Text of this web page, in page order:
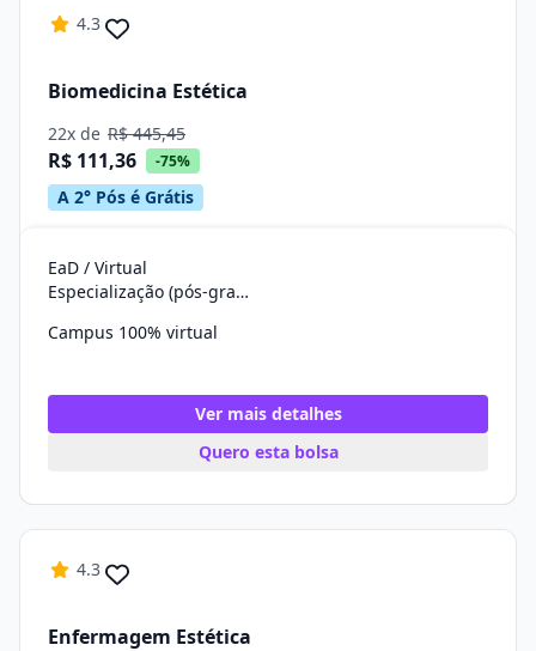
4.3
Biomedicina Estética
22x de R$ 445,45
R$ 111,36 -75%
A 2° Pós é Grátis
EaD / Virtual
Especialização (pós-graduação)
Campus 100% virtual
Ver mais detalhes
Quero esta bolsa
4.3
Enfermagem Estética